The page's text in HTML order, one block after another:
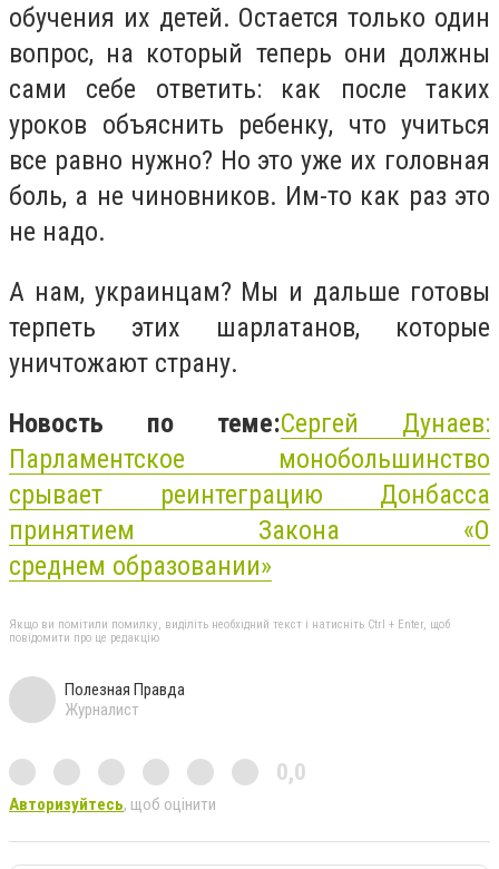
обучения их детей. Остается только один
вопрос, на который теперь они должны
сами себе ответить: как после таких
уроков объяснить ребенку, что учиться
все равно нужно? Но это уже их головная
боль, а не чиновников. Им-то как раз это
не надо.
А нам, украинцам? Мы и дальше готовы
терпеть этих шарлатанов, которые
уничтожают страну.
Новость по теме:Сергей Дунаев:
Парламентское монобольшинство
срывает реинтеграцию Донбасса
принятием Закона «О
среднем образовании»
Якщо ви помітили помилку, виділіть необхідний текст і натисніть Ctrl + Enter, щоб
повідомити про це редакцію
Полезная Правда
Журналист
0,0
Авторизуйтесь, щоб оцінити